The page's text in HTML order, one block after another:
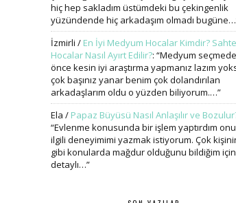
hiç hep sakladım üstümdeki bu çekingenlik
yüzündende hiç arkadaşım olmadı bugüne…
İzmirli / En İyi Medyum Hocalar Kimdir? Sahte
Hocalar Nasıl Ayırt Edilir?: “Medyum
önce kesin iyi araştırma yapmanız lazım
çok başınız yanar benim çok dolandırılan
arkadaşlarım oldu o yüzden biliyorum.…”
Ela / Papaz Büyüsü Nasıl Anlaşılır ve
“Evlenme konusunda bir işlem yaptırdım
ilgili deneyimimi yazmak istiyorum. Çok
gibi konularda mağdur olduğunu bildiğim için
detaylı…”